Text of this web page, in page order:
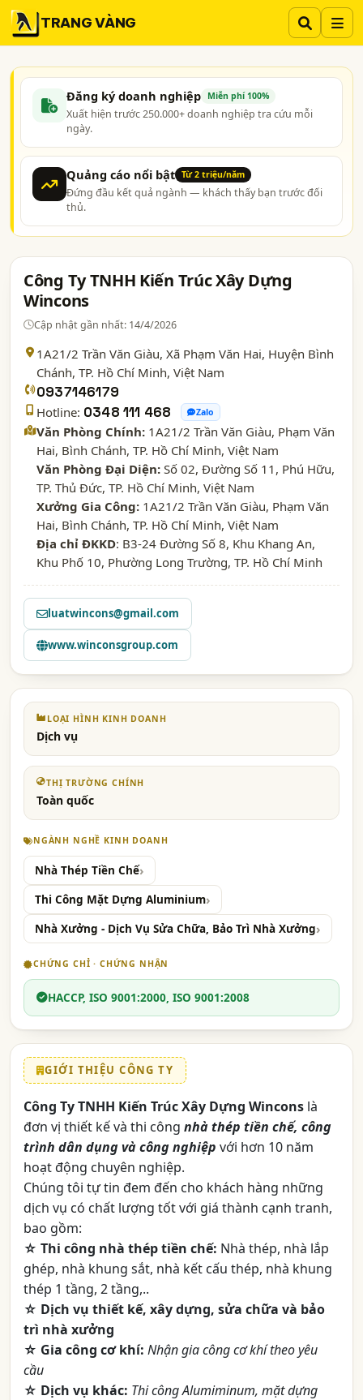
TRANG VÀNG
Đăng ký doanh nghiệp Miễn phí 100%
Xuất hiện trước 250.000+ doanh nghiệp tra cứu mỗi
ngày.
Quảng cáo nổi bật Từ 2 triệu/năm
Đứng đầu kết quả ngành — khách thấy bạn trước đối
thủ.
Công Ty TNHH Kiến Trúc Xây Dựng
Wincons
Cập nhật gần nhất: 14/4/2026
1A21/2 Trần Văn Giàu, Xã Phạm Văn Hai, Huyện Bình
Chánh, TP. Hồ Chí Minh, Việt Nam
0937146179
Hotline: 0348 111 468 Zalo
Văn Phòng Chính: 1A21/2 Trần Văn Giàu, Phạm Văn
Hai, Bình Chánh, TP. Hồ Chí Minh, Việt Nam
Văn Phòng Đại Diện: Số 02, Đường Số 11, Phú Hữu,
TP. Thủ Đức, TP. Hồ Chí Minh, Việt Nam
Xưởng Gia Công: 1A21/2 Trần Văn Giàu, Phạm Văn
Hai, Bình Chánh, TP. Hồ Chí Minh, Việt Nam
Địa chỉ ĐKKD: B3-24 Đường Số 8, Khu Khang An,
Khu Phố 10, Phường Long Trường, TP. Hồ Chí Minh
luatwincons@gmail.com
www.winconsgroup.com
LOẠI HÌNH KINH DOANH
Dịch vụ
THỊ TRƯỜNG CHÍNH
Toàn quốc
NGÀNH NGHỀ KINH DOANH
Nhà Thép Tiền Chế
Thi Công Mặt Dựng Aluminium
Nhà Xưởng - Dịch Vụ Sửa Chữa, Bảo Trì Nhà Xưởng
CHỨNG CHỈ · CHỨNG NHẬN
HACCP, ISO 9001:2000, ISO 9001:2008
GIỚI THIỆU CÔNG TY
Công Ty TNHH Kiến Trúc Xây Dựng Wincons là
đơn vị thiết kế và thi công nhà thép tiền chế, công
trình dân dụng và công nghiệp với hơn 10 năm
hoạt động chuyên nghiệp.
Chúng tôi tự tin đem đến cho khách hàng những
dịch vụ có chất lượng tốt với giá thành cạnh tranh,
bao gồm:
☆ Thi công nhà thép tiền chế: Nhà thép, nhà lắp
ghép, nhà khung sắt, nhà kết cấu thép, nhà khung
thép 1 tầng, 2 tầng,..
☆ Dịch vụ thiết kế, xây dựng, sửa chữa và bảo
trì nhà xưởng
☆ Gia công cơ khí: Nhận gia công cơ khí theo yêu
cầu
☆ Dịch vụ khác: Thi công Alumiminum, mặt dựng